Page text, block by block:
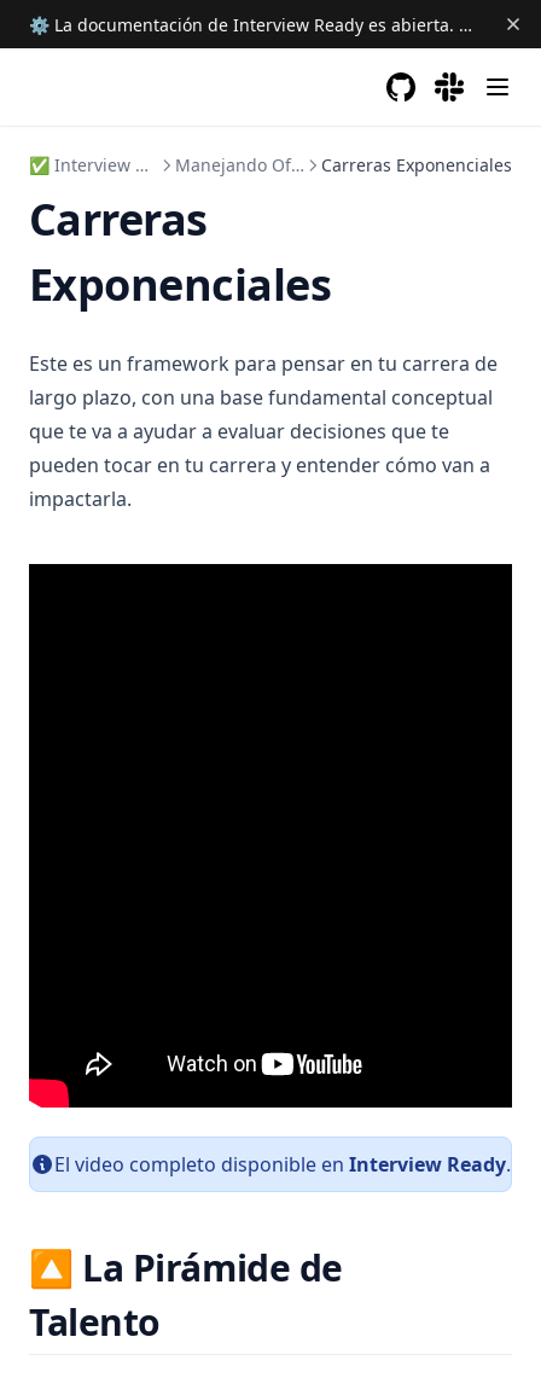
⚙ La documentación de Interview Ready es abierta.
✅ Interview Ready Manejando Ofertas Carreras Exponenciales
Carreras
Exponenciales
Este es un framework para pensar en tu carrera de
largo plazo, con una base fundamental conceptual
que te va a ayudar a evaluar decisiones que te
pueden tocar en tu carrera y entender cómo van a
impactarla.
El video completo disponible en Interview Ready.
🔼 La Pirámide de
Talento